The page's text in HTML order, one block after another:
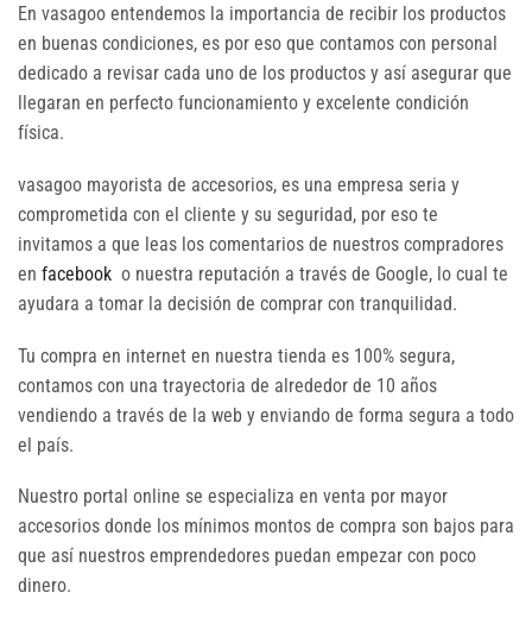
En vasagoo entendemos la importancia de recibir los productos
en buenas condiciones, es por eso que contamos con personal
dedicado a revisar cada uno de los productos y así asegurar que
llegaran en perfecto funcionamiento y excelente condición
física.
vasagoo mayorista de accesorios, es una empresa seria y
comprometida con el cliente y su seguridad, por eso te
invitamos a que leas los comentarios de nuestros compradores
en facebook o nuestra reputación a través de Google, lo cual te
ayudara a tomar la decisión de comprar con tranquilidad.
Tu compra en internet en nuestra tienda es 100% segura,
contamos con una trayectoria de alrededor de 10 años
vendiendo a través de la web y enviando de forma segura a todo
el país.
Nuestro portal online se especializa en venta por mayor
accesorios donde los mínimos montos de compra son bajos para
que así nuestros emprendedores puedan empezar con poco
dinero.